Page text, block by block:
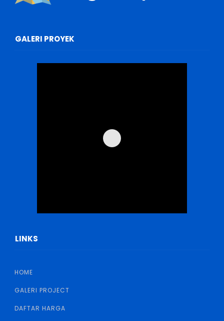
GALERI PROYEK
LINKS
HOME
GALERI PROJECT
DAFTAR HARGA